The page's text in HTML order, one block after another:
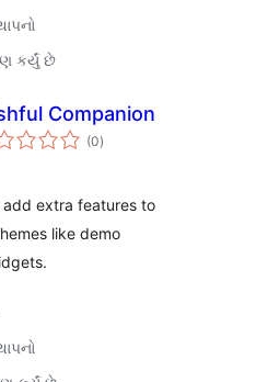
કર્યું છે
Companion
(0કુલ
રેટિંગ્સ
)
add extra features to
like demo